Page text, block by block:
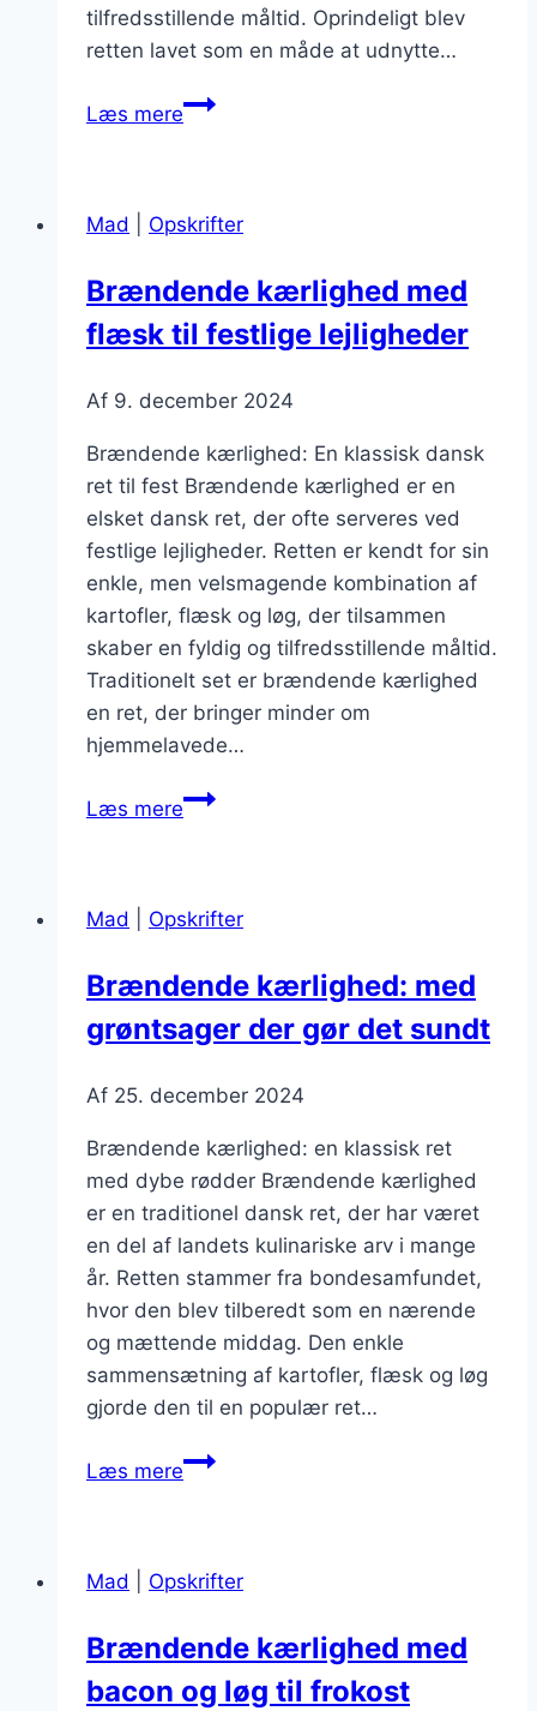
tilfredsstillende måltid. Oprindeligt blev
retten lavet som en måde at udnytte…
Læs mereBrændende
et
Mad Opskrifter
Brændende kærlighed med
flæsk til festlige lejligheder
Af 9. december 2024
Brændende kærlighed: En klassisk dansk
ret til fest Brændende kærlighed er en
elsket dansk ret, der ofte serveres ved
festlige lejligheder. Retten er kendt for sin
enkle, men velsmagende kombination af
kartofler, flæsk og løg, der tilsammen
skaber en fyldig og tilfredsstillende måltid.
Traditionelt set er brændende kærlighed
en ret, der bringer minder om
hjemmelavede…
Læs mereBrændende
til
lejligheder
Mad Opskrifter
Brændende kærlighed: med
grøntsager der gør det sundt
Af 25. december 2024
Brændende kærlighed: en klassisk ret
med dybe rødder Brændende kærlighed
er en traditionel dansk ret, der har været
en del af landets kulinariske arv i mange
år. Retten stammer fra bondesamfundet,
hvor den blev tilberedt som en nærende
og mættende middag. Den enkle
sammensætning af kartofler, flæsk og løg
gjorde den til en populær ret…
Læs mereBrændende
der
det
sundt
Mad Opskrifter
Brændende kærlighed med
bacon og løg til frokost